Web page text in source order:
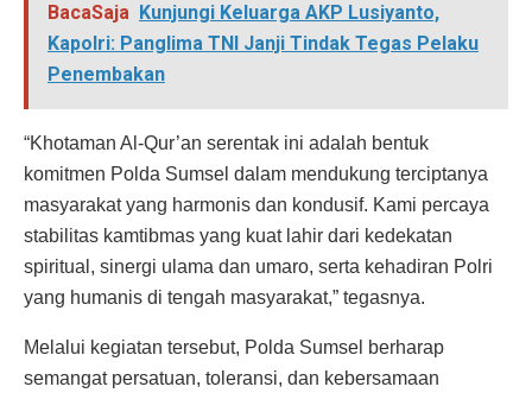
BacaSaja Kunjungi Keluarga AKP Lusiyanto,
Kapolri: Panglima TNI Janji Tindak Tegas Pelaku
Penembakan
“Khotaman Al-Qur’an serentak ini adalah bentuk
komitmen Polda Sumsel dalam mendukung terciptanya
masyarakat yang harmonis dan kondusif. Kami percaya
stabilitas kamtibmas yang kuat lahir dari kedekatan
spiritual, sinergi ulama dan umaro, serta kehadiran Polri
yang humanis di tengah masyarakat,” tegasnya.
Melalui kegiatan tersebut, Polda Sumsel berharap
semangat persatuan, toleransi, dan kebersamaan